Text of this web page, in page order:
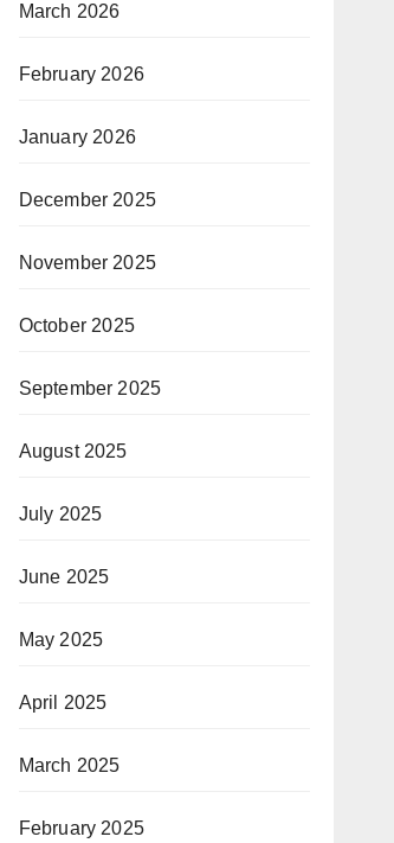
March 2026
February 2026
January 2026
December 2025
November 2025
October 2025
September 2025
August 2025
July 2025
June 2025
May 2025
April 2025
March 2025
February 2025